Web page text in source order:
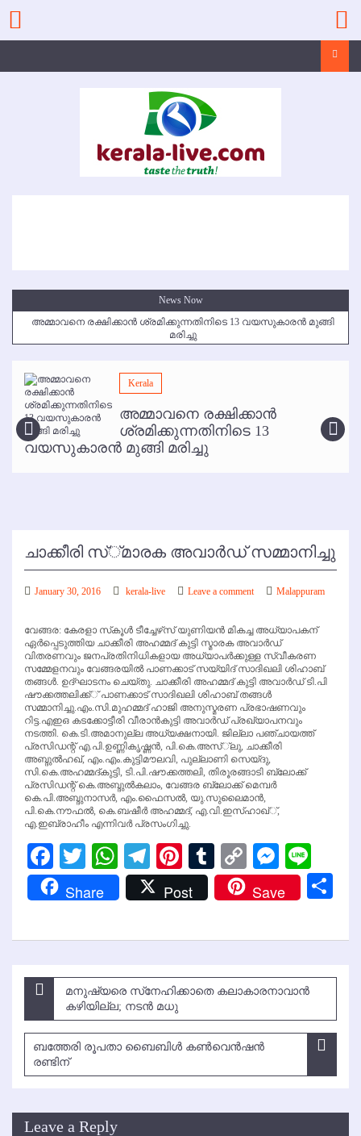
content
News Now
അമ്മാവനെ രക്ഷിക്കാന്‍ ശ്രമിക്കുന്നതിനിടെ 13 വയസുകാരന്‍ മുങ്ങി
മരിച്ചു
മമ്പുറം ആണ്ടു നേര്‍ച്ച ജൂണ്‍ 17 മുതല്‍
ഇനി രമേശ് പിഷാരടി സ്റ്റേജ് ഷോകള്‍ക്ക് ഇല്ല
കോഴിക്കോട് വിമാനത്താവളത്തില്‍ അനധികൃത പാര്‍ക്കിംഗ് പിരിവ് :
പരാതി തള്ളി
Kerala
അമ്മാവനെ രക്ഷിക്കാന്‍
ശ്രമിക്കുന്നതിനിടെ 13
വയസുകാരന്‍ മുങ്ങി മരിച്ചു
ചാക്കീരി സ്്മാരക അവാര്‍ഡ് സമ്മാനിച്ചു
January 30, 2016 kerala-live Leave a comment Malappuram
വേങ്ങര: കേരളാ സ്‌കൂള്‍ ടീച്ചേഴ്‌സ് യുണിയന്‍ മികച്ച അധ്യാപകന്
ഏര്‍പ്പെടുത്തിയ ചാക്കീരി അഹമ്മദ് കുട്ടി സ്മാരക അവാര്‍ഡ്
വിതരണവും ജനപ്രതിനിധികളായ അധ്യാപര്‍ക്കുള്ള സ്വീകരണ
സമ്മേളനവും വേങ്ങരയില്‍ പാണക്കാട് സയ്യിദ് സാദിഖലി ശിഹാബ്
തങ്ങള്‍. ഉദ്ഘാടനം ചെയ്തു. ചാക്കീരി അഹമ്മദ് കുട്ടി അവാര്‍ഡ് ടി.പി
ഷൗക്കത്തലിക്ക്് പാണക്കാട് സാദിഖലി ശിഹാബ് തങ്ങള്‍
സമ്മാനിച്ചു.എം.സി.മുഹമ്മദ് ഹാജി അനുസ്മരണ പ്രഭാഷണവും
റിട്ട.എഇഒ കടക്കോട്ടീരി വീരാന്‍കുട്ടി അവാര്‍ഡ് പ്രഖ്യാപനവും
നടത്തി. കെ.ടി.അമാനുല്ല അധ്യക്ഷനായി. ജില്ലാ പഞ്ചായത്ത്
പ്രസിഡന്റ് എ.പി.ഉണ്ണികൃഷ്ണന്‍, പി.കെ.അസ്്‌ലു, ചാക്കീരി
അബ്ദുല്‍ഹഖ്, എം.എം.കുട്ടിമൗലവി, പുല്ലാണി സെയ്ദു,
സി.കെ.അഹമ്മദ്കുട്ടി, ടി.പി.ഷൗക്കത്തലി, തിരൂരങ്ങാടി ബ്ലോക്ക്
പ്രസിഡന്റ് കെ.അബ്ദുല്‍കലാം, വേങ്ങര ബ്ലോക്ക് മെമ്പര്‍
കെ.പി.അബ്ദുനാസര്‍, എം.ഫൈസല്‍, യു.സുലൈമാന്‍,
പി.കെ.നൗഫല്‍, കെ.ബഷീര്‍ അഹമ്മദ്, എ.വി.ഇസ്ഹാഖ്്,
എ.ഇബ്രാഹീം എന്നിവര്‍ പ്രസംഗിച്ചു.
Facebook
Twitter
WhatsApp
Telegram
Pinterest
Tumblr
Copy
Link
Share Post Save
Post
navigation
മനുഷ്യരെ സ്‌നേഹിക്കാതെ കലാകാരനാവാന്‍
കഴിയില്ല; നടന്‍ മധു
ബത്തേരി രൂപതാ ബൈബിള്‍ കണ്‍വെന്‍ഷന്‍
രണ്ടിന്
Leave a Reply